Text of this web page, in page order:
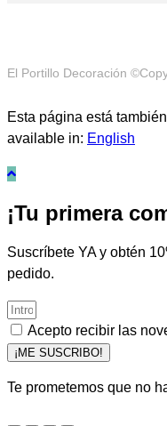
El Portillo Decoración
Esta página está
available in: English
¡Tu primera
Suscríbete YA y obtén
pedido.
Acepto recibir las
¡ME SUSCRIBO!
Te prometemos que no